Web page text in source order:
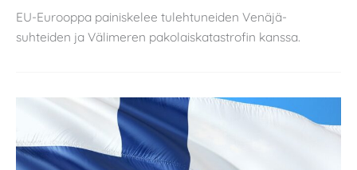
EU-Eurooppa painiskelee tulehtuneiden Venäjä-
suhteiden ja Välimeren pakolaiskatastrofin kanssa.